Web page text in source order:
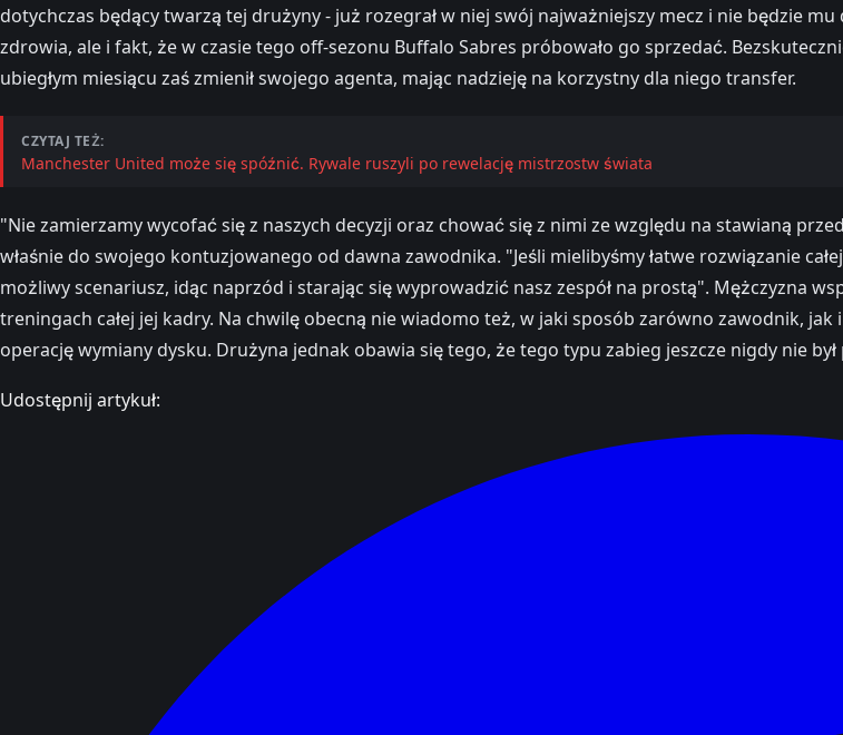
dotychczas będący twarzą tej drużyny - już rozegrał w niej swój najważniejszy mecz i nie będzie
zdrowia, ale i fakt, że w czasie tego off-sezonu Buffalo Sabres próbowało go sprzedać.
ubiegłym miesiącu zaś zmienił swojego agenta, mając nadzieję na korzystny dla niego transfer.
CZYTAJ TEŻ:
Manchester United może się spóźnić. Rywale ruszyli po rewelację mistrzostw świata
"Nie zamierzamy wycofać się z naszych decyzji oraz chować się z nimi ze względu na stawianą
właśnie do swojego kontuzjowanego od dawna zawodnika. "Jeśli mielibyśmy łatwe rozwiązanie
możliwy scenariusz, idąc naprzód i starając się wyprowadzić nasz zespół na prostą". Mężczyzna
treningach całej jej kadry. Na chwilę obecną nie wiadomo też, w jaki sposób zarówno zawodnik,
operację wymiany dysku. Drużyna jednak obawia się tego, że tego typu zabieg jeszcze nigdy nie
Udostępnij artykuł: